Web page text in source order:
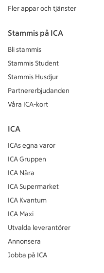
Fler appar och tjänster
Stammis på ICA
Bli stammis
Stammis Student
Stammis Husdjur
Partnererbjudanden
Våra ICA-kort
ICA
ICAs egna varor
ICA Gruppen
ICA Nära
ICA Supermarket
ICA Kvantum
ICA Maxi
Utvalda leverantörer
Annonsera
Jobba på ICA